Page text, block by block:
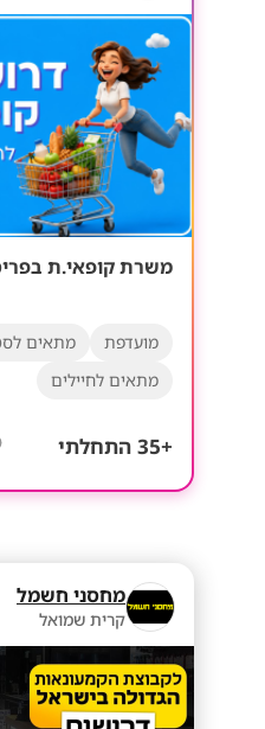
משרת קופאי.ת
מועדפת
מתאים
מתאים לחיילים
+35 התחלתי
מחסני חשמל
קרית שמואל